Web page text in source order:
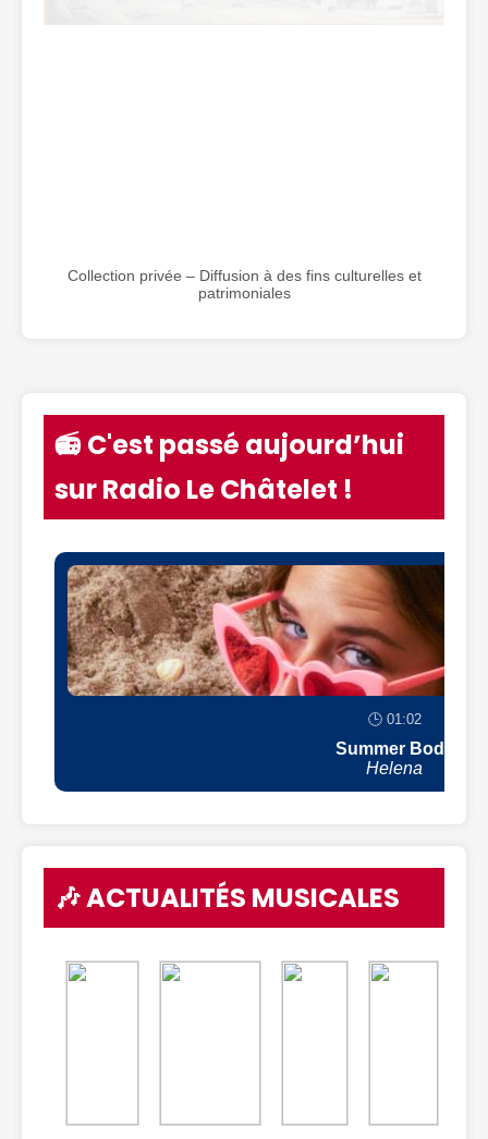
Collection privée – Diffusion à des fins culturelles et
patrimoniales
📻 C'est passé aujourd’hui
sur Radio Le Châtelet !
🕒 01:02
Summer Body
Helena
🎶 ACTUALITÉS MUSICALES